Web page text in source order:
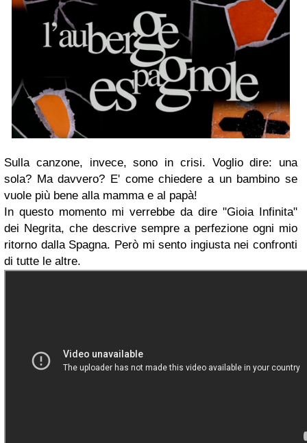
Sulla canzone, invece, sono in crisi. Voglio dire: una
sola? Ma davvero? E' come chiedere a un bambino se
vuole più bene alla mamma e al papà!
In questo momento mi verrebbe da dire "Gioia Infinita"
dei Negrita, che descrive sempre a perfezione ogni mio
ritorno dalla Spagna. Però mi sento ingiusta nei confronti
di tutte le altre.